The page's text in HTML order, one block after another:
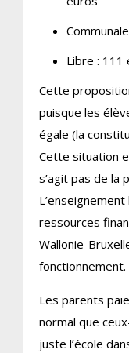
Libre : 111
Cette
puisque les
égale (la
Cette situation
s’agit pas de la
ressources
Wallonie-
fonctionnement.
Les parents
normal que
juste l’école